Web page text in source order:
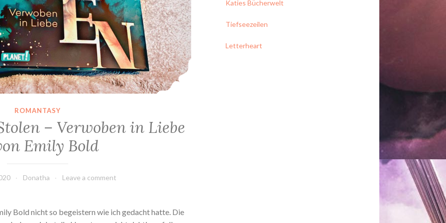
ROMANTASY
– Verwoben in Liebe
Emily Bold
Donatha Leave a comment
Bold nicht so begeistern wie ich gedacht hatte. Die
Katies Bücherwelt
Tiefseezeilen
Letterheart